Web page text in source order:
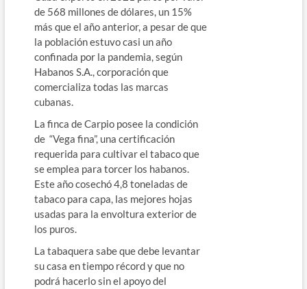
de 568 millones de dólares, un 15%
más que el año anterior, a pesar de que
la población estuvo casi un año
confinada por la pandemia, según
Habanos S.A., corporación que
comercializa todas las marcas
cubanas.
La finca de Carpio posee la condición
de “Vega fina”, una certificación
requerida para cultivar el tabaco que
se emplea para torcer los habanos.
Este año cosechó 4,8 toneladas de
tabaco para capa, las mejores hojas
usadas para la envoltura exterior de
los puros.
La tabaquera sabe que debe levantar
su casa en tiempo récord y que no
podrá hacerlo sin el apoyo del